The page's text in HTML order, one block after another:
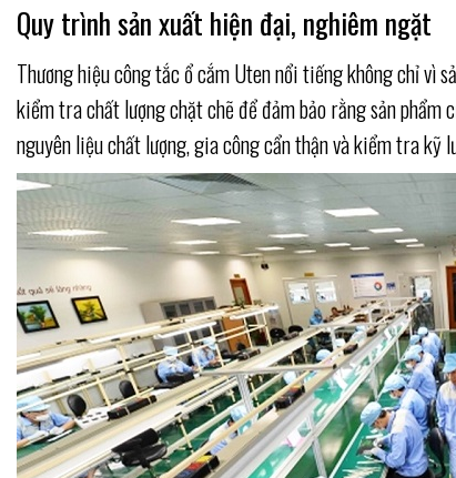
Quy trình sản xuất hiện đại, nghiêm ngặt
Thương hiệu công tắc ổ cắm Uten nổi tiếng không chỉ vì
kiểm tra chất lượng chặt chẽ để đảm bảo rằng sản
nguyên liệu chất lượng, gia công cẩn thận và kiểm tra kỹ